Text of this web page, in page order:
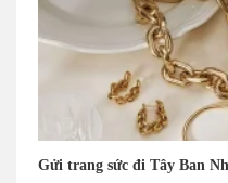
Gửi trang sức đi Tây Ban